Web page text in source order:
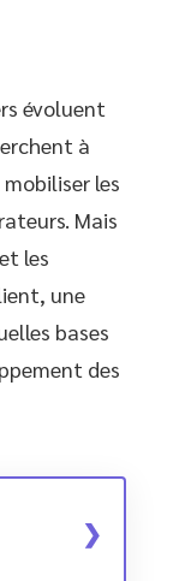
évoluent
à
les
Mais
les
une
bases
des